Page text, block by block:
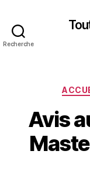
Recherche
Avis